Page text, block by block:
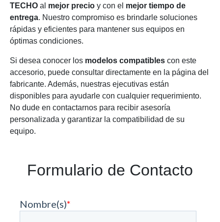
TECHO al mejor precio y con el mejor tiempo de
entrega. Nuestro compromiso es brindarle soluciones
rápidas y eficientes para mantener sus equipos en
óptimas condiciones.
Si desea conocer los modelos compatibles con este
accesorio, puede consultar directamente en la página del
fabricante. Además, nuestras ejecutivas están
disponibles para ayudarle con cualquier requerimiento.
No dude en contactarnos para recibir asesoría
personalizada y garantizar la compatibilidad de su
equipo.
Formulario de Contacto